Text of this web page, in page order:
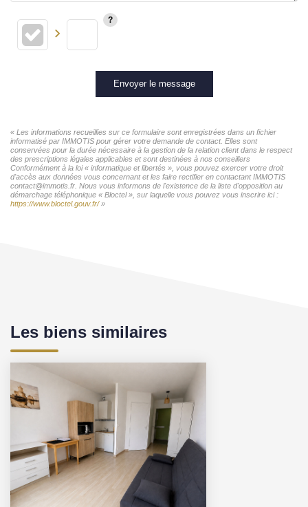
Envoyer le message
« Les informations recueillies sur ce formulaire sont enregistrées dans un fichier
informatisé par IMMOTIS pour gérer votre demande de contact. Elles sont
conservées pour la durée nécessaire à la gestion de la relation client dans le respect
des prescriptions légales applicables et sont destinées à nos conseillers
Conformément à la loi « informatique et libertés », vous pouvez exercer votre droit
d'accès aux données vous concernant et les faire rectifier en contactant IMMOTIS
contact@immotis.fr. Nous vous informons de l'existence de la liste d'opposition au
démarchage téléphonique « Bloctel », sur laquelle vous pouvez vous inscrire ici :
https://www.bloctel.gouv.fr/»
Les biens similaires